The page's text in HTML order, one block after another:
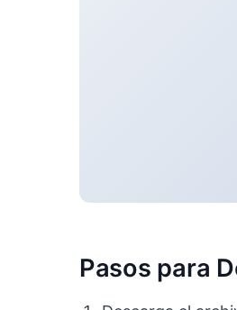
Pasos para